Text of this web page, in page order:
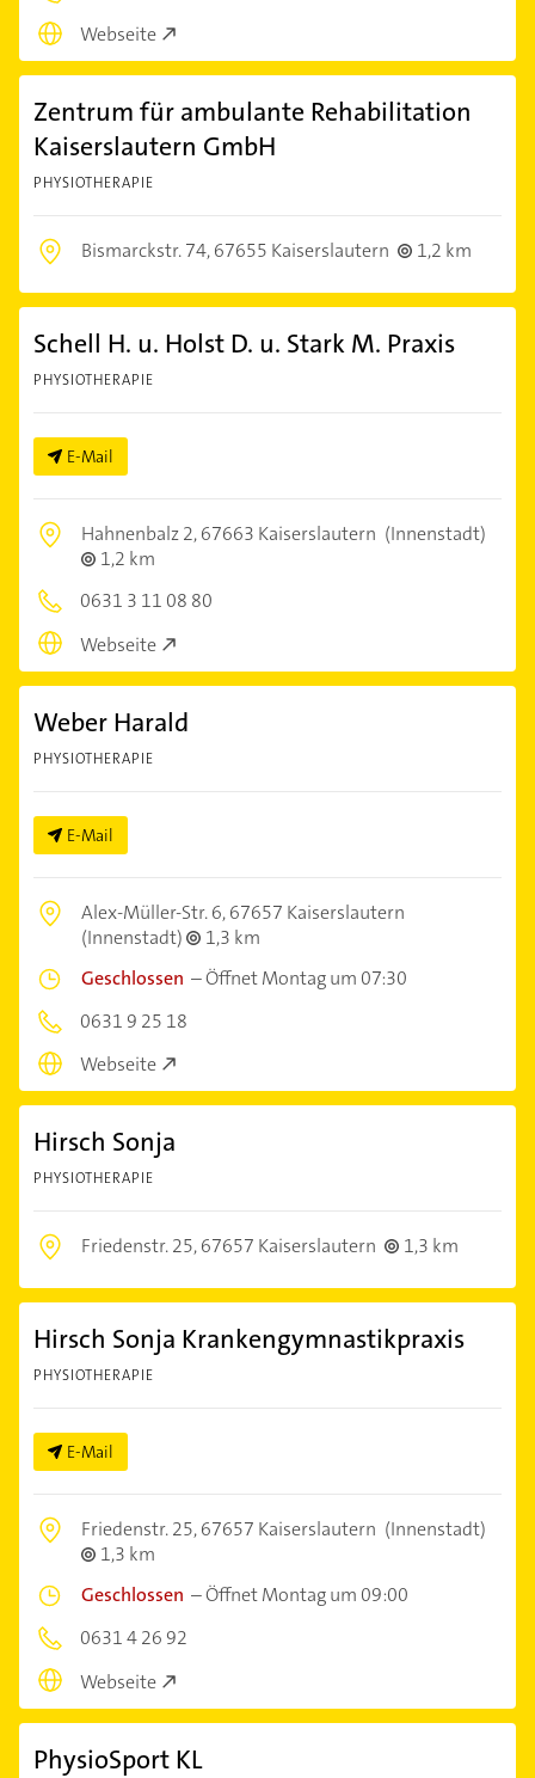
Webseite
Zentrum für ambulante Rehabilitation
Kaiserslautern GmbH
PHYSIOTHERAPIE
Bismarckstr. 74,67655 Kaiserslautern 1,2 km
Schell H. u. Holst D. u. Stark M. Praxis
PHYSIOTHERAPIE
E-Mail
Hahnenbalz 2,67663 Kaiserslautern (Innenstadt)
1,2 km
0631 3 11 08 80
Webseite
Weber Harald
PHYSIOTHERAPIE
E-Mail
Alex-Müller-Str. 6,67657 Kaiserslautern
(Innenstadt)
1,3 km
Geschlossen –Öffnet Montag um 07:30
0631 9 25 18
Webseite
Hirsch Sonja
PHYSIOTHERAPIE
Friedenstr. 25,67657 Kaiserslautern 1,3 km
Hirsch Sonja Krankengymnastikpraxis
PHYSIOTHERAPIE
E-Mail
Friedenstr. 25,67657 Kaiserslautern (Innenstadt)
1,3 km
Geschlossen –Öffnet Montag um 09:00
0631 4 26 92
Webseite
PhysioSport KL